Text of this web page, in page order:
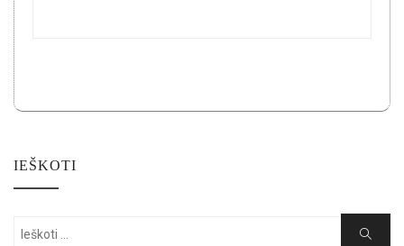
IEŠKOTI
Search
Search